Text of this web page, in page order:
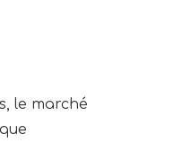
le marché